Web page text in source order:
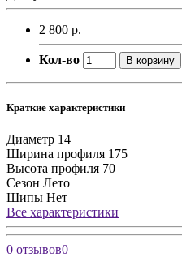
2 800 р.
Кол-во В корзину
Краткие характеристики
Диаметр 14
Ширина профиля 175
Высота профиля 70
Сезон Лето
Шипы Нет
Все характеристики
0 отзывов0